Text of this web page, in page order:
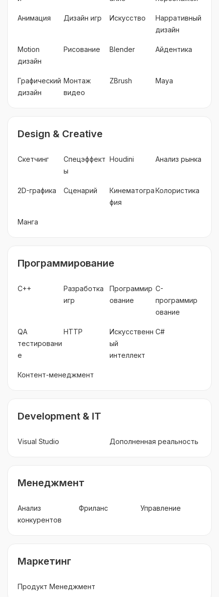
Анимация Дизайн игр Искусство
Нарративный
дизайн
Motion
дизайн
Рисование Blender Айдентика
Графический
дизайн
Монтаж
видео
ZBrush Maya
Design & Creative
Скетчинг
Спецэффект
ы
Houdini Анализ рынка
2D-графика Сценарий
Кинематогра
фия
Колористика
Манга
Программирование
C++
Разработка
игр
Программир
ование
C-
программир
ование
QA
тестировани
е
HTTP
Искусственн
ый
интеллект
C#
Контент-менеджмент
Development & IT
Visual Studio Дополненная реальность
Менеджмент
Анализ
конкурентов
Фриланс Управление
Маркетинг
Продукт Менеджмент